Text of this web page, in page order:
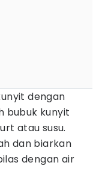
dengan
bubuk kunyit
atau susu.
dan biarkan
dengan air